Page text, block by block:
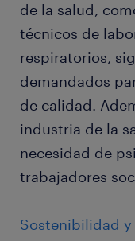
de la salud,
técnicos de
respiratorios,
demandados
de calidad.
industria de la
necesidad de
trabajadores
Sostenibilidad y